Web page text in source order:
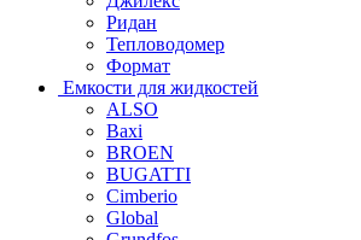
Ридан
Тепловодомер
Формат
Емкости для жидкостей
ALSO
Baxi
BROEN
BUGATTI
Cimberio
Global